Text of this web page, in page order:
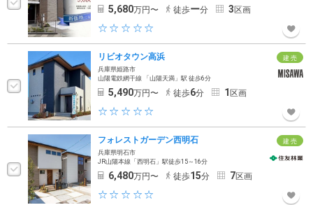
5,680万円〜 徒歩ー分 3 区画
建 売
リビオタウン高浜
兵庫県姫路市
山陽電鉄網干線 「山陽天満」駅 徒歩6分
5,490万円〜 徒歩6分 1 区画
建 売
フォレストガーデン西明石
兵庫県明石市
JR山陽本線「西明石」駅徒歩15～16分
6,480万円〜 徒歩15分 7区画